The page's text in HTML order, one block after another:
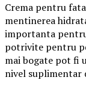
Crema pentru
mentinerea
importanta
potrivite pentru
mai bogate pot fi
nivel suplimentar